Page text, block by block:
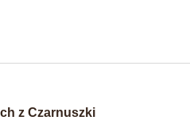
z Czarnuszki